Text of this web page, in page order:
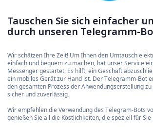
Tauschen Sie sich einfacher
durch unseren Telegramm-
Wir schätzen Ihre Zeit! Um Ihnen den Umtausch
einfach und bequem zu machen, hat unser Service
Messenger gestartet. Es hilft, ein Geschäft
ein mobiles Gerät zur Hand ist. Der Telegramm-Bot
den gesamten Prozess der Anwendungserstellung
sicher und zuverlässig.
Wir empfehlen die Verwendung des Telegram-Bots
genießen Sie all die Köstlichkeiten, die speziell für